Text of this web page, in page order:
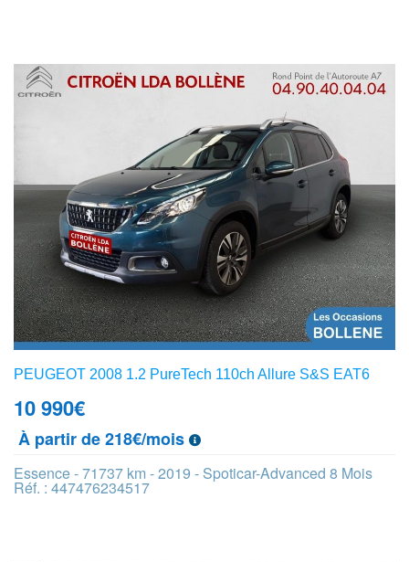
PEUGEOT 2008 1.2 PureTech 110ch Allure S&S EAT6
10 990€
À partir de 218€/mois
Essence - 71737 km - 2019 - Spoticar-Advanced 8 Mois
Réf. : 447476234517